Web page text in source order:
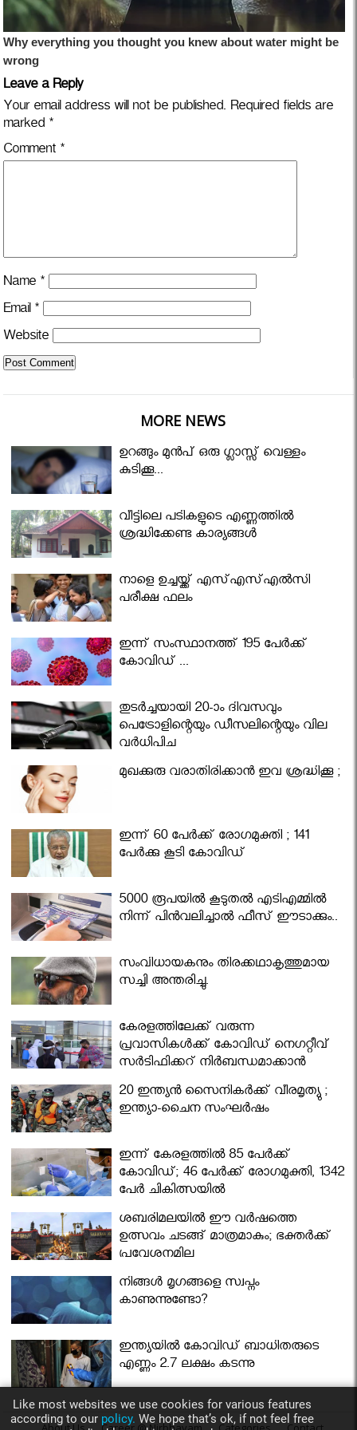
Leave a Reply
Your email address will not be published. Required fields are
marked *
Comment *
Name *
Email *
Website
MORE NEWS
ഉറങ്ങും മുന്‍പ് ഒരു ഗ്ലാസ്സ് വെള്ളം
കുടിക്കൂ...
വീട്ടിലെ പടികളുടെ എണ്ണത്തിൽ
ശ്രദ്ധിക്കേണ്ട കാര്യങ്ങൾ
നാളെ ഉച്ചയ്ക്ക് എസ്എസ്എല്‍സി
പരീക്ഷ ഫലം
ഇന്ന് സംസ്ഥാനത്ത് 195 പേര്‍ക്ക്
കോവിഡ് ...
തുടർച്ചയായി 20-ാം ദിവസവും
പെട്രോളിന്റെയും ഡീസലിന്റെയും വില
വര്‍ധിപ്പിച്ചു
മുഖക്കുരു വരാതിരിക്കാന്‍ ഇവ ശ്രദ്ധിക്കൂ ;
ഇന്ന് 60 പേർക്ക് രോഗമുക്തി ; 141
പേര്‍ക്കു കൂടി കോവിഡ്
5000 രൂപയിൽ കൂടുതൽ എടിഎമ്മിൽ
നിന്ന് പിൻവലിച്ചാൽ ഫീസ് ഈടാക്കും..
സംവിധായകനും തിരക്കഥാകൃത്തുമായ
സച്ചി അന്തരിച്ചു.
കേരളത്തിലേക്ക് വരുന്ന
പ്രവാസികള്‍ക്ക് കോവിഡ് നെഗറ്റീവ്
സര്‍ട്ടിഫിക്കറ്റ് നിർബന്ധമാക്കാൻ
മന്ത്രിസഭ
20 ഇന്ത്യൻ സൈനികർക്ക് വീരമൃത്യു ;
ഇന്ത്യാ-ചൈന സംഘർഷം
ഇന്ന് കേരളത്തിൽ 85 പേർക്ക്
കോവിഡ്; 46 പേർക്ക് രോഗമുക്തി, 1342
പേർ ചികിത്സയിൽ
ശബരിമലയില്‍ ഈ വർഷത്തെ
ഉത്സവം ചടങ്ങ് മാത്രമാകും; ഭക്തർക്ക്
പ്രവേശനമില്ല
നിങ്ങള്‍ മൃഗങ്ങളെ സ്വപ്നം
കാണുന്നുണ്ടോ?
ഇന്ത്യയിൽ കോവിഡ് ബാധിതരുടെ
എണ്ണം 2.7 ലക്ഷം കടന്നു
Like most websites we use cookies for various features
according to our policy. We hope that’s ok, if not feel free